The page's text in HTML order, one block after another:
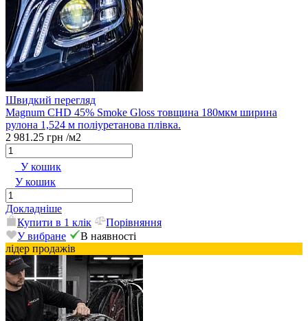
Швидкий перегляд
Magnum CHD 45% Smoke Gloss товщина 180мкм ширина
рулона 1,524 м поліуретанова плівка.
2 981.25 грн /м2
У кошик
У кошик
Докладніше
Купити в 1 клік
Порівняння
У вибране
В наявності
лідер продажів